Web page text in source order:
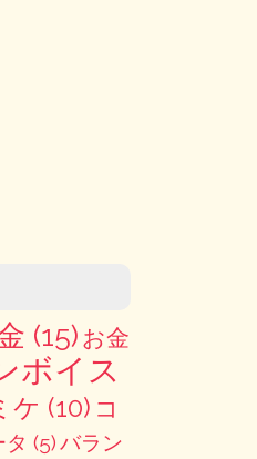
(15) お金
ボイス
ケ (10) コ
タ (5)バラン